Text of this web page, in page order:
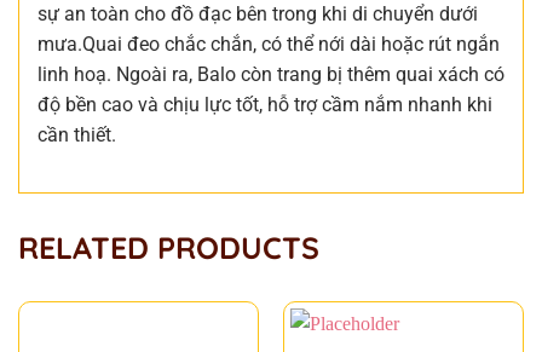
sự an toàn cho đồ đạc bên trong khi di chuyển dưới
mưa.Quai đeo chắc chắn, có thể nới dài hoặc rút ngắn
linh hoạ. Ngoài ra, Balo còn trang bị thêm quai xách có
độ bền cao và chịu lực tốt, hỗ trợ cầm nắm nhanh khi
cần thiết.
RELATED PRODUCTS